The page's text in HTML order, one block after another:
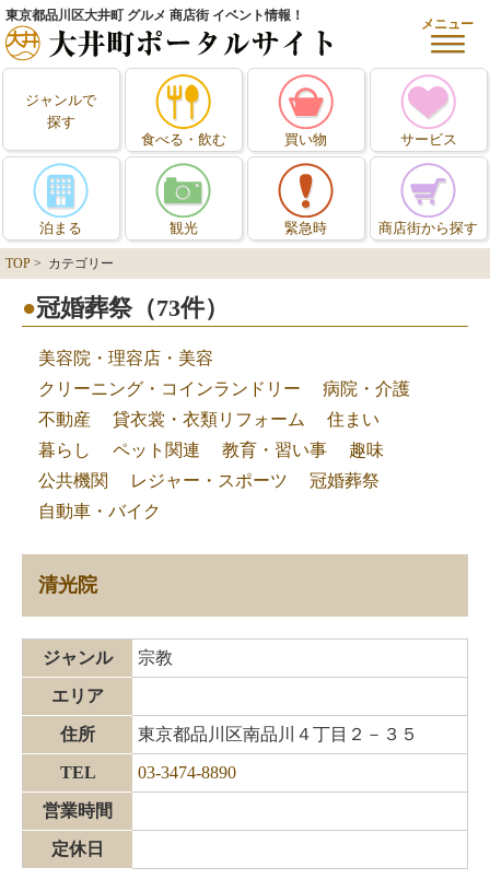
東京都品川区大井町 グルメ 商店街 イベント情報！
メニュー
ジャンルで
探す
食べる・飲む
買い物 サービス
泊まる 観光 緊急時 商店街から探す
TOP > カテゴリー
冠婚葬祭（73件）
美容院・理容店・美容
クリーニング・コインランドリー
病院・介護
不動産
貸衣裳・衣類リフォーム
住まい
暮らし
ペット関連 教育・習い事
趣味
公共機関
レジャー・スポーツ
冠婚葬祭
自動車・バイク
清光院
ジャンル 宗教
エリア
住所 東京都品川区南品川４丁目２－３５
TEL 03-3474-8890
営業時間
定休日